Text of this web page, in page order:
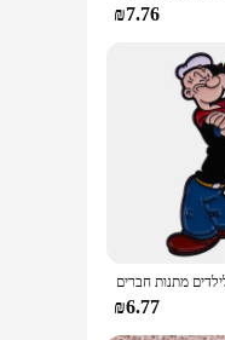
**Ideal for
With
Tartan
₪7.76
₪6.77